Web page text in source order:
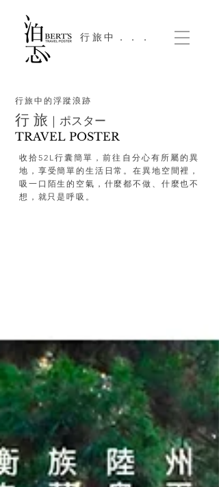
​行旅中．．．
行旅中的浮蹤浪跡
行 旅 ｜ポスター
TRAVEL POSTER
收拾52L行囊簡單，前往自分心有所屬的異
地，享受簡單的生活日常。在異地空間裡，
吸一口陌生的空氣，什麼都不做、什麼也不
想，就只是呼吸。